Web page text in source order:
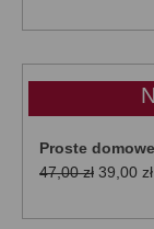
Proste
47,00zł 39,00 zł